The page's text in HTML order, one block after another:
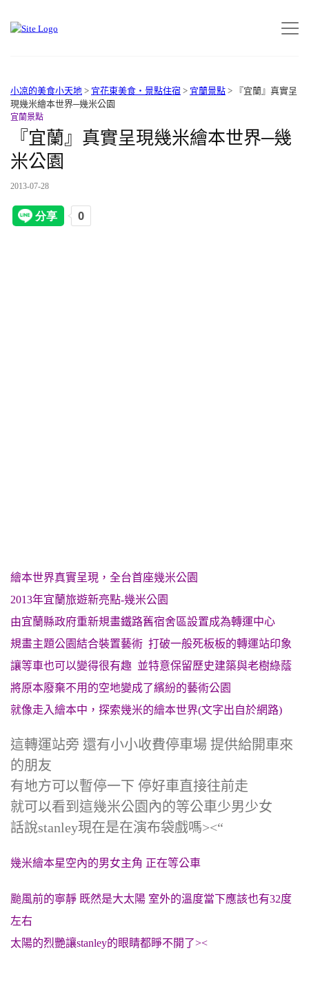
小凉的美食小天地 > 宜花東美食‧景點住宿 > 宜蘭景點 >
『宜蘭』真實呈
現幾米繪本世界─幾米公園
宜蘭景點
『宜蘭』真實呈現幾米繪本世界─幾
米公園
2013-07-28
繪本世界真實呈現，全台首座幾米公園
2013年宜蘭旅遊新亮點-幾米公園
由宜蘭縣政府重新規畫鐵路舊宿舍區設置成為轉運中心
規畫主題公園結合裝置藝術 打破一般死板板的轉運站印象
讓等車也可以變得很有趣 並特意保留歷史建築與老樹綠蔭
將原本廢棄不用的空地變成了繽紛的藝術公園
就像走入繪本中，探索幾米的繪本世界(文字出自於網路)
這轉運站旁 還有小小收費停車場 提供給開車來
的朋友
有地方可以暫停一下 停好車直接往前走
就可以看到這幾米公園內的等公車少男少女
話說stanley現在是在演布袋戲嗎><“
幾米繪本星空內的男女主角 正在等公車
颱風前的寧靜 既然是大太陽 室外的溫度當下應該也有32度
左右
太陽的烈艷讓stanley的眼睛都睜不開了><